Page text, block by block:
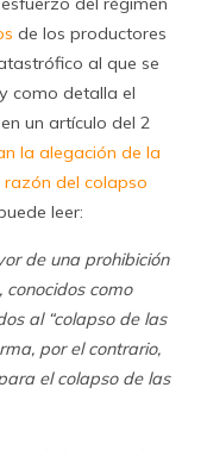
de los productores
al que se
como detalla el
un artículo del 2
la alegación de la
razón del colapso
leer:
de una prohibición
como
al “colapso de las
por el contrario,
el colapso de las